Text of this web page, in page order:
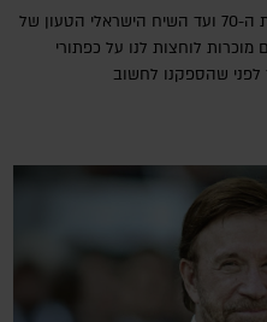
מהבדיחה הספרותית של שנות ה-70 ועד השיח הישראלי הטעון של
מוכרות לוחצות לנו על כפתורי
שהספקנו לחשוב